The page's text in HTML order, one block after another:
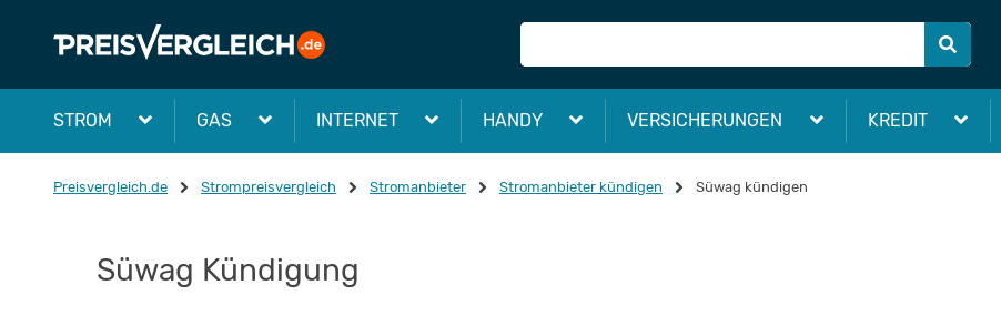
STROM GAS INTERNET HANDY VERSICHERUNGEN KREDIT
Preisvergleich.de Strompreisvergleich Stromanbieter Stromanbieter kündigen Süwag kündigen
Süwag Kündigung